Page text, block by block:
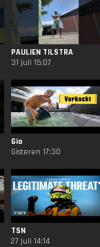
PAULIEN TILSTRA
31 juli 15:07
Gio
Gisteren 17:30
TSN
27 juli 14:14